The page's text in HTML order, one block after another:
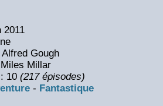
2011
Alfred Gough
: 10 (217 épisodes)
- Fantastique